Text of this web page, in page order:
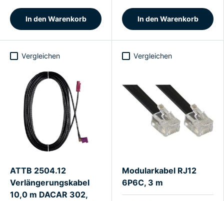
In den Warenkorb In den Warenkorb
Vergleichen
ATTB 2504.12
Verlängerungskabel
10,0 m DACAR 302,
Vergleichen
Modularkabel RJ12
6P6C, 3 m